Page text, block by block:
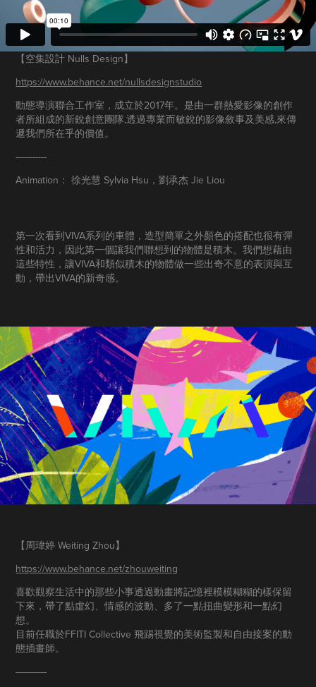
【空集設計 Nulls Design】
https://www.behance.net/nullsdesignstudio
動態導演聯合工作室，成立於2017年。是由一群熱愛影像的創作
者所組成的新銳創意團隊,透過專業而敏銳的影像敘事及美感,來傳
遞我們所在乎的價值。​​​​​​​
-----------
Animation： 徐光慧 Sylvia Hsu，劉承杰 Jie Liou
第一次看到VIVA系列的車體，造型簡單之外顏色的搭配也很有彈
性和活力，因此第一個讓我們聯想到的物體是積木。我們想藉由
這些特性，讓VIVA和類似積木的物體做一些出奇不意的表演與互
動，帶出VIVA的新奇感。
【周瑋婷 Weiting Zhou​​​​​​​】
https://www.behance.net/zhouweiting
喜歡觀察生活中的那些小事透過動畫將記憶裡模模糊糊的樣保留
下來，帶了點虛幻、情感的波動、多了一點扭曲變形和一點幻
想。
目前任職於FFITI Collective 飛踢視覺的美術監製和自由接案的動
態插畫師。​​​​​​​
-----------